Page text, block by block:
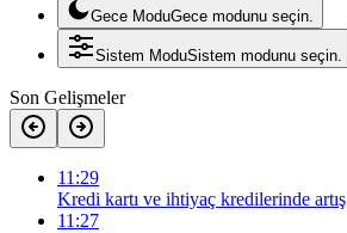
Gece ModuGece modunu seçin.
Sistem ModuSistem modunu seçin.
Son Gelişmeler
11:29
Kredi kartı ve ihtiyaç kredilerinde artış
11:27